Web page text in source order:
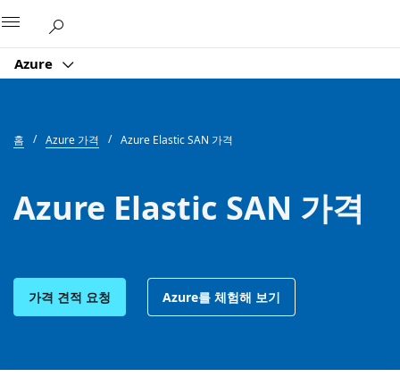
Azure
홈 Azure 가격 Azure Elastic SAN 가격
Azure Elastic SAN 가격
가격 견적 요청 Azure를 체험해 보기